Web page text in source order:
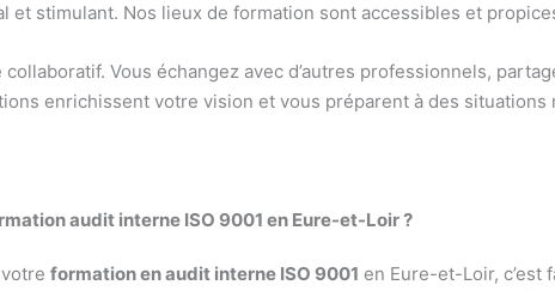
et stimulant. Nos lieux de formation sont accessibles et
Vous échangez avec d’autres professionnels,
enrichissent votre vision et vous préparent à des situations
audit interne ISO 9001 en Eure-et-Loir ?
votreformation en audit interne ISO 9001 en Eure-et-Loir, c’est